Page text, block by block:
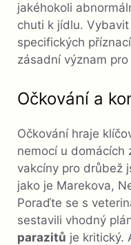
jakéhokoli
chuti k jídlu.
specifických
zásadní význam
Očkování a
Očkování hraje
nemocí u domácích
vakcíny pro drůbež
jako je Marekova,
Poraďte se s
sestavili vhodný
parazitů je kritický.